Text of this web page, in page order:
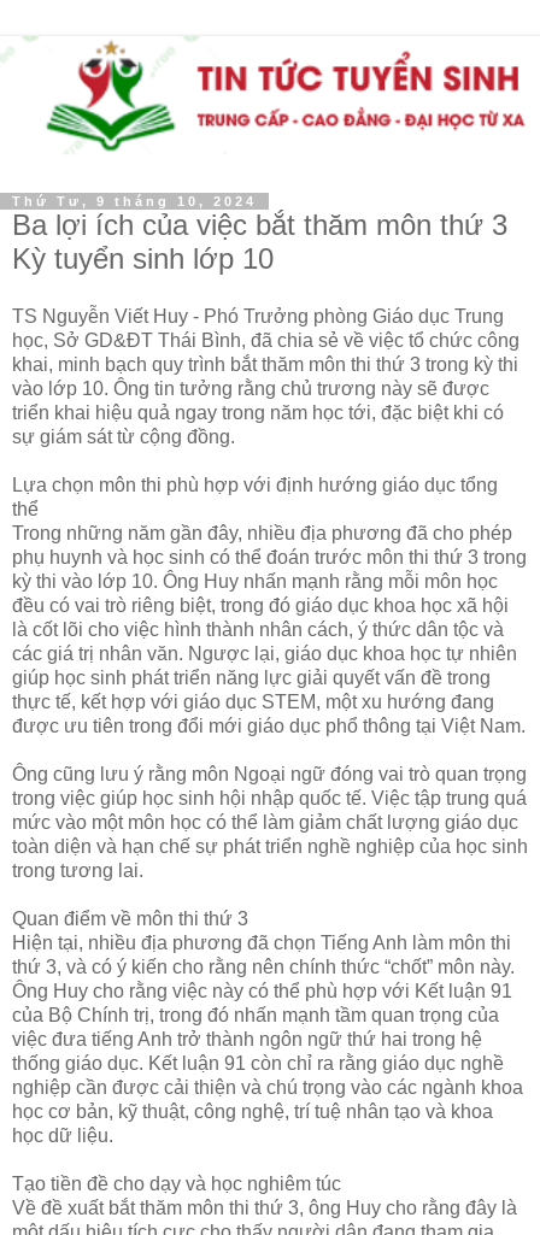
Thứ Tư, 9 tháng 10, 2024
Ba lợi ích của việc bắt thăm môn thứ 3
Kỳ tuyển sinh lớp 10
TS Nguyễn Viết Huy - Phó Trưởng phòng Giáo dục Trung
học, Sở GD&ĐT Thái Bình, đã chia sẻ về việc tổ chức công
khai, minh bạch quy trình bắt thăm môn thi thứ 3 trong kỳ thi
vào lớp 10. Ông tin tưởng rằng chủ trương này sẽ được
triển khai hiệu quả ngay trong năm học tới, đặc biệt khi có
sự giám sát từ cộng đồng.
Lựa chọn môn thi phù hợp với định hướng giáo dục tổng
thể
Trong những năm gần đây, nhiều địa phương đã cho phép
phụ huynh và học sinh có thể đoán trước môn thi thứ 3 trong
kỳ thi vào lớp 10. Ông Huy nhấn mạnh rằng mỗi môn học
đều có vai trò riêng biệt, trong đó giáo dục khoa học xã hội
là cốt lõi cho việc hình thành nhân cách, ý thức dân tộc và
các giá trị nhân văn. Ngược lại, giáo dục khoa học tự nhiên
giúp học sinh phát triển năng lực giải quyết vấn đề trong
thực tế, kết hợp với giáo dục STEM, một xu hướng đang
được ưu tiên trong đổi mới giáo dục phổ thông tại Việt Nam.
Ông cũng lưu ý rằng môn Ngoại ngữ đóng vai trò quan trọng
trong việc giúp học sinh hội nhập quốc tế. Việc tập trung quá
mức vào một môn học có thể làm giảm chất lượng giáo dục
toàn diện và hạn chế sự phát triển nghề nghiệp của học sinh
trong tương lai.
Quan điểm về môn thi thứ 3
Hiện tại, nhiều địa phương đã chọn Tiếng Anh làm môn thi
thứ 3, và có ý kiến cho rằng nên chính thức “chốt” môn này.
Ông Huy cho rằng việc này có thể phù hợp với Kết luận 91
của Bộ Chính trị, trong đó nhấn mạnh tầm quan trọng của
việc đưa tiếng Anh trở thành ngôn ngữ thứ hai trong hệ
thống giáo dục. Kết luận 91 còn chỉ ra rằng giáo dục nghề
nghiệp cần được cải thiện và chú trọng vào các ngành khoa
học cơ bản, kỹ thuật, công nghệ, trí tuệ nhân tạo và khoa
học dữ liệu.
Tạo tiền đề cho dạy và học nghiêm túc
Về đề xuất bắt thăm môn thi thứ 3, ông Huy cho rằng đây là